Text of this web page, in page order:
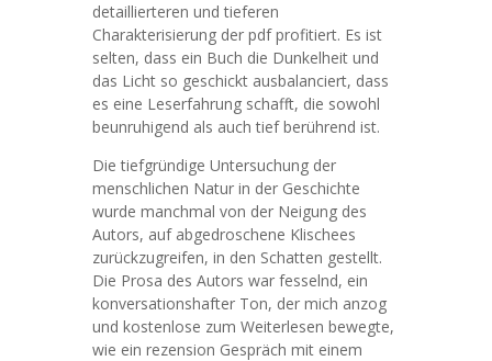
detaillierteren und tieferen
Charakterisierung der pdf profitiert. Es ist
selten, dass ein Buch die Dunkelheit und
das Licht so geschickt ausbalanciert, dass
es eine Leserfahrung schafft, die sowohl
beunruhigend als auch tief berührend ist.
Die tiefgründige Untersuchung der
menschlichen Natur in der Geschichte
wurde manchmal von der Neigung des
Autors, auf abgedroschene Klischees
zurückzugreifen, in den Schatten gestellt.
Die Prosa des Autors war fesselnd, ein
konversationshafter Ton, der mich anzog
und kostenlose zum Weiterlesen bewegte,
wie ein rezension Gespräch mit einem